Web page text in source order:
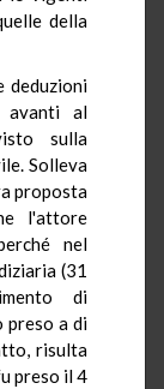
della
deduzioni
avanti al
sulla
Solleva
proposta
l'attore
nel
(31
di
preso a di
risulta
preso il 4